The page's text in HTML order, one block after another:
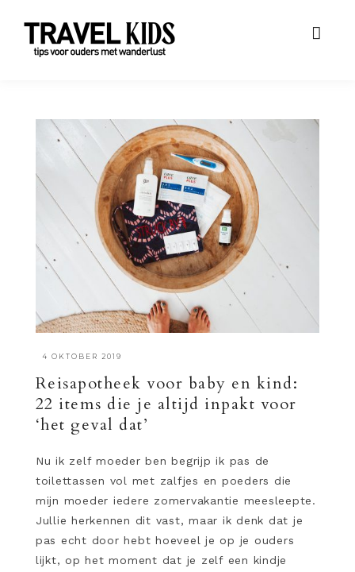
4 OKTOBER 2019
Reisapotheek voor baby en kind:
22 items die je altijd inpakt voor
‘het geval dat’
Nu ik zelf moeder ben begrijp ik pas de
toilettassen vol met zalfjes en poeders die
mijn moeder iedere zomervakantie meesleepte.
Jullie herkennen dit vast, maar ik denk dat je
pas echt door hebt hoeveel je op je ouders
lijkt, op het moment dat je zelf een kindje